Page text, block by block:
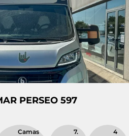
PERSEO 597
Camas
7.
4